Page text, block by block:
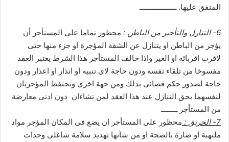
المتفق عليها. ــــــــــــــــــ
6- التنازل والتأجير من الباطن :
محظور تماما على المستأجر أن
يؤجر من الباطن او يتنازل عن الشقة المؤجرة او جزء منها حتى
لاقرب اقربائه او الغير واذا خالف المستأجر هذا الشرط يعتبر العقد
مفسوخا من تلقاء نفسه ودون حاجة لاى تنبيه او انذار او اعذار ودون
حاجة لصدور حكم قضائى بذلك ومن جهة اخرى وتحتفظ المؤجرتان
لنفسهما بحق التنازل عند هذا العقد لمن تشاءان دون ادنى معارضة
من المستأجر ــــــــ
7- الحريق :
محظور على المستأجر ان يضع فى المكان المؤجر مواد
ملتهبة او ضارة بالصحة او من شأنها تهديد سلامة شاغلى وحدات